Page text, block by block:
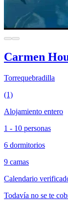
Carmen
Torrequebradilla
(1)
Alojamiento entero
1 - 10 personas
6 dormitorios
9 camas
Calendario
Todavía no se te